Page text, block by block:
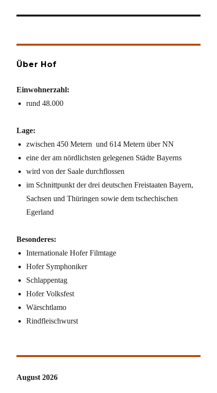
Über Hof
Einwohnerzahl:
rund 48.000
Lage:
zwischen 450 Metern und 614 Metern über NN
eine der am nördlichsten gelegenen Städte Bayerns
wird von der Saale durchflossen
im Schnittpunkt der drei deutschen Freistaaten Bayern,
Sachsen und Thüringen sowie dem tschechischen
Egerland
Besonderes:
Internationale Hofer Filmtage
Hofer Symphoniker
Schlappentag
Hofer Volksfest
Wärschtlamo
Rindfleischwurst
August 2026